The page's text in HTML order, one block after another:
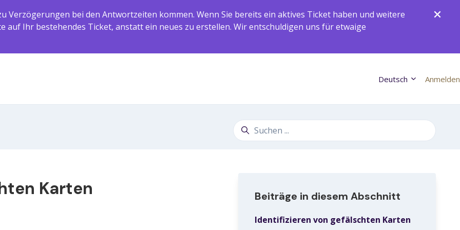
bei den Antwortzeiten kommen. Wenn Sie bereits ein aktives Ticket haben und weitere
Ihr bestehendes Ticket, anstatt ein neues zu erstellen. Wir entschuldigen uns für etwaige
Deutsch Anmelden
Suche
Karten Beiträge in diesem Abschnitt
Identifizieren von gefälschten Karten